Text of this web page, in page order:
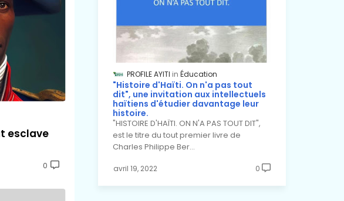
esclave
0
PROFILE AYITI Éducation
"Histoire d'Haïti. On n'a pas tout
dit", une invitation aux intellectuels
haïtiens d'étudier davantage leur
histoire.
"HISTOIRE D'HAÏTI. ON N'A PAS TOUT DIT",
est le titre du tout premier livre de
Charles Philippe Ber…
avril 19, 2022 0